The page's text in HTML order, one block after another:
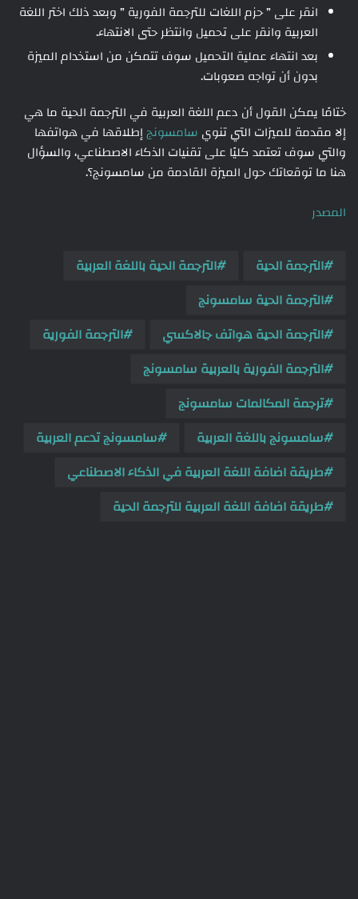
انقر على ” حزم اللغات للترجمة الفورية ” وبعد ذلك اختر اللغة
العربية وانقر على تحميل وانتظر حتى الانتهاء.
بعد انتهاء عملية التحميل سوف تتمكن من استخدام الميزة
بدون أن تواجه صعوبات.
ختامًا يمكن القول أن دعم اللغة العربية في الترجمة الحية ما هي
إلا مقدمة للميزات التي تنوي سامسونجإطلاقها في هواتفها
والتي سوف تعتمد كليًا على تقنيات الذكاء الاصطناعي، والسؤال
هنا ما توقعاتك حول الميزة القادمة من سامسونج؟.
المصدر
الترجمة الحية
الترجمة الحية باللغة العربية
الترجمة الحية سامسونج
الترجمة الحية هواتف جالاكسي
الترجمة الفورية
الترجمة الفورية بالعربية سامسونج
ترجمة المكالمات سامسونج
سامسونج باللغة العربية
سامسونج تدعم العربية
طريقة اضافة اللغة العربية في الذكاء الاصطناعي
طريقة اضافة اللغة العربية للترجمة الحية